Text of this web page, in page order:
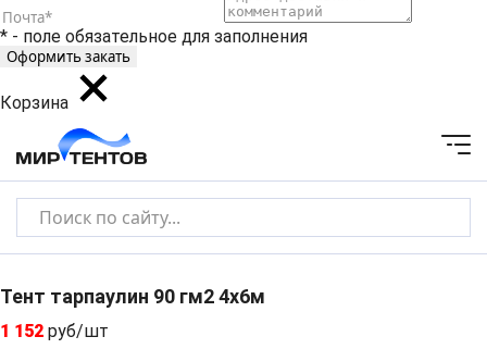
* - поле обязательное для заполнения
Корзина
Тент тарпаулин 90 гм2 4х6м
1 152 руб/шт